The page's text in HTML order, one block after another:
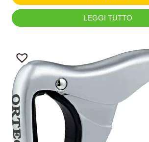
LEGGI TUTTO